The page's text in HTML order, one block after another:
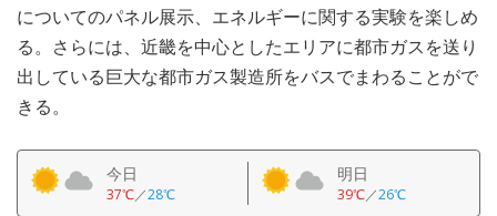
についてのパネル展示、エネルギーに関する実験を楽しめ
る。さらには、近畿を中心としたエリアに都市ガスを送り
出している巨大な都市ガス製造所をバスでまわることがで
きる。
今日
37℃／28℃
明日
39℃／26℃